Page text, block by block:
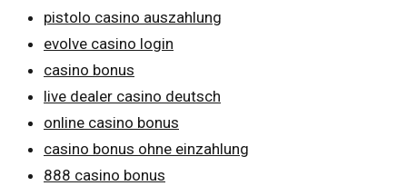
pistolo casino auszahlung
evolve casino login
casino bonus
live dealer casino deutsch
online casino bonus
casino bonus ohne einzahlung
888 casino bonus